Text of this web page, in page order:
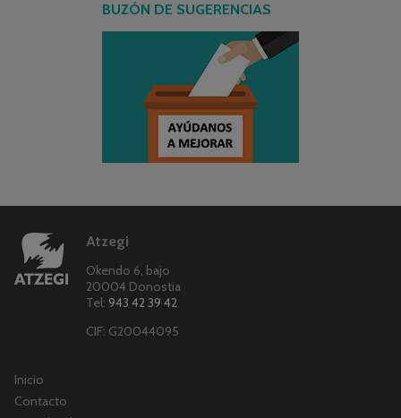
BUZÓN DE SUGERENCIAS
Atzegi
Okendo 6, bajo
20004 Donostia
Tel: 943 42 39 42
CIF: G20044095
Inicio
Contacto